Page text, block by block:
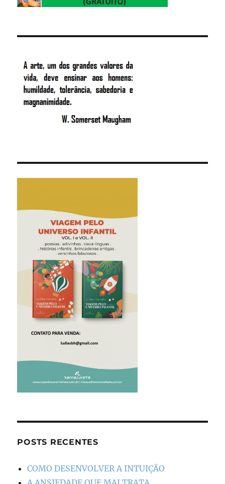
POSTS RECENTES
COMO DESENVOLVER A INTUIÇÃO